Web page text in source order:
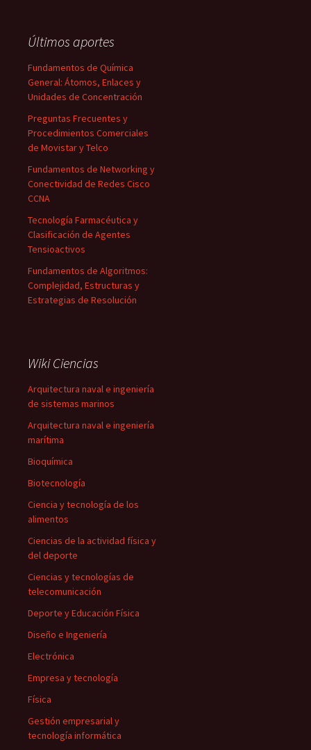
Últimos aportes
Fundamentos de Química
General: Átomos, Enlaces y
Unidades de Concentración
Preguntas Frecuentes y
Procedimientos Comerciales
de Movistar y Telco
Fundamentos de Networking y
Conectividad de Redes Cisco
CCNA
Tecnología Farmacéutica y
Clasificación de Agentes
Tensioactivos
Fundamentos de Algoritmos:
Complejidad, Estructuras y
Estrategias de Resolución
Wiki Ciencias
Arquitectura naval e ingeniería
de sistemas marinos
Arquitectura naval e ingeniería
marítima
Bioquímica
Biotecnología
Ciencia y tecnología de los
alimentos
Ciencias de la actividad física y
del deporte
Ciencias y tecnologías de
telecomunicación
Deporte y Educación Física
Diseño e Ingeniería
Electrónica
Empresa y tecnología
Física
Gestión empresarial y
tecnología informática